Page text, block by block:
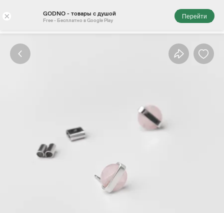
× GODNO - товары с душой
Free - Бесплатно в Google Play
Перейти